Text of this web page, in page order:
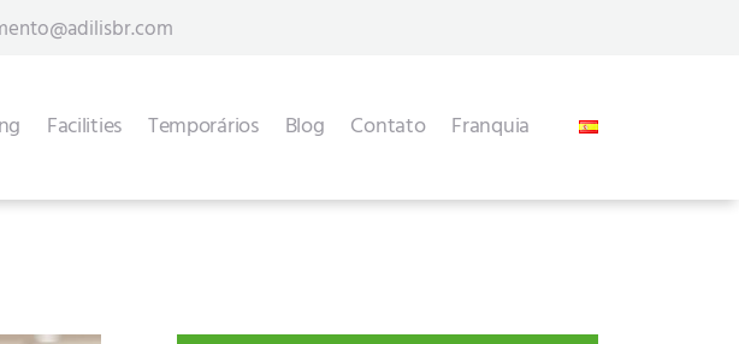
Facilities Temporários Blog Contato Franquia